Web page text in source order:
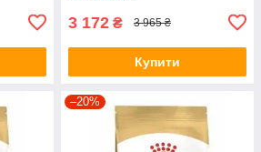
3 172 ₴ 3 965 ₴
Купити
–20%